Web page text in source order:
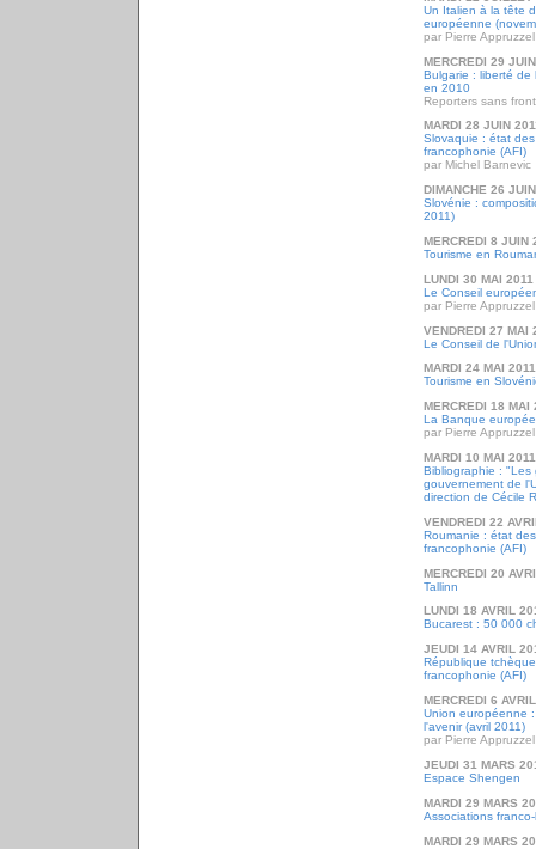
Un Italien à la tête
européenne
par Pierre Appruzzel
MERCREDI 29
Bulgarie : liberté de
en 2010
Reporters sans
MARDI 28 JUIN
Slovaquie : état
francophonie (AFI)
par Michel Barnevic
DIMANCHE 26
Slovénie :
2011)
MERCREDI 8 JUIN
Tourisme en
LUNDI 30 MAI 2011
Le Conseil
par Pierre Appruzzel
VENDREDI 27 MAI
Le Conseil de
MARDI 24 MAI 2011
Tourisme en
MERCREDI 18 MAI
La Banque
par Pierre Appruzzel
MARDI 10 MAI 2011
Bibliographie : "Les
gouvernement de
direction de Cécile
VENDREDI 22
Roumanie : état
francophonie (AFI)
MERCREDI 20
Tallinn
LUNDI 18 AVRIL
Bucarest : 50 000
JEUDI 14 AVRIL
République
francophonie (AFI)
MERCREDI 6
Union européenne
l'avenir (avril 2011)
par Pierre Appruzzel
JEUDI 31 MARS
Espace Shengen
MARDI 29 MARS
Associations
MARDI 29 MARS